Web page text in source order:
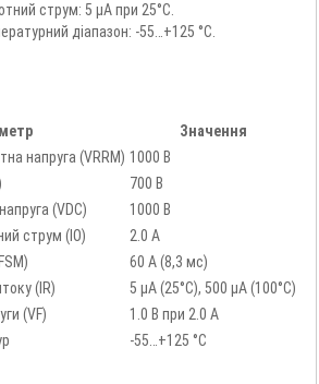
струм: 5 µА при 25°C.
діапазон: -55…+125 °C.
Значення
напруга (VRRM) 1000 В
700 В
(VDC)
1000 В
струм (IO)
2.0 А
60 А (8,3 мс)
(IR)
5 µА (25°C), 500 µА (100°C)
(VF)
1.0 В при 2.0 А
-55…+125 °C